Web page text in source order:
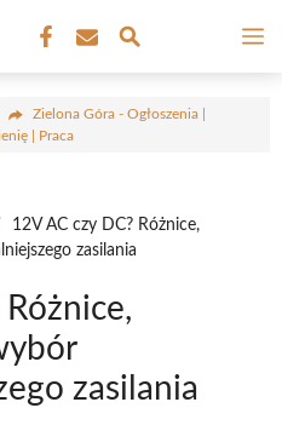
Zielona Góra - Ogłoszenia |
| Praca
12V AC czy DC? Różnice,
zasilania
zasilania